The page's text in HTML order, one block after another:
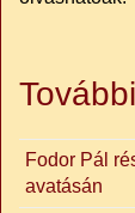
Fodor Pál
avatásán